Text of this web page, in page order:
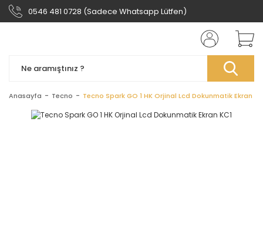
0546 481 0728 (Sadece Whatsapp Lütfen)
Anasayfa Tecno Tecno Spark GO 1 HK Orjinal Lcd Dokunmatik Ekran